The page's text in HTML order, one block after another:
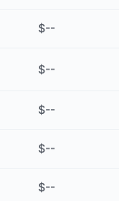
$--
$--
$--
$--
$--